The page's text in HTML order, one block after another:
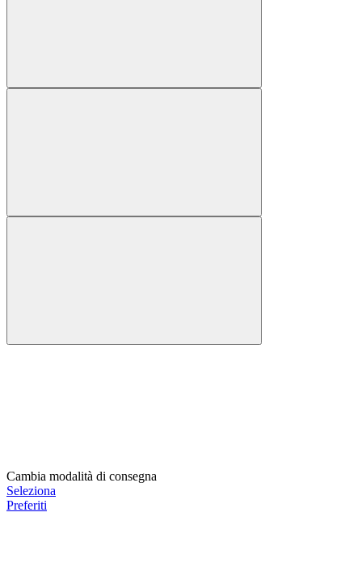
Cambia modalità di consegna
Seleziona
Preferiti